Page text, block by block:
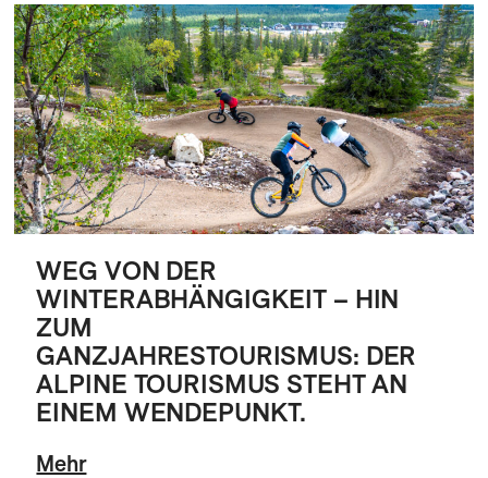
WEG VON DER
WINTERABHÄNGIGKEIT – HIN
ZUM
GANZJAHRESTOURISMUS: DER
ALPINE TOURISMUS STEHT AN
EINEM WENDEPUNKT.
Mehr